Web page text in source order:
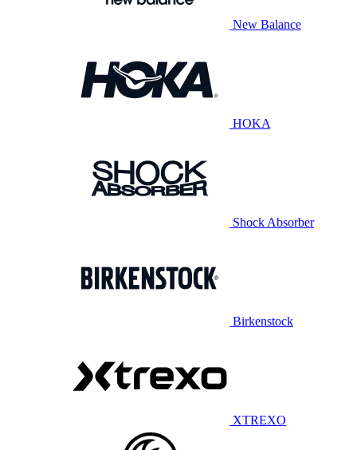
New Balance
HOKA
Shock Absorber
Birkenstock
XTREXO